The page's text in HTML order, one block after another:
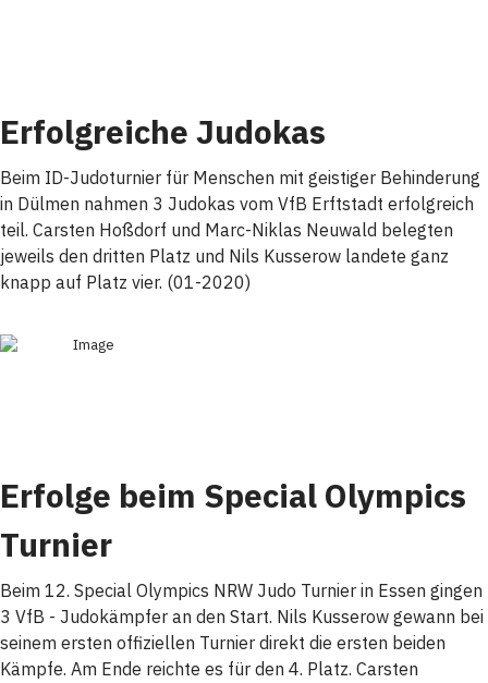
Erfolgreiche Judokas
Beim ID-Judoturnier für Menschen mit geistiger Behinderung
in Dülmen nahmen 3 Judokas vom VfB Erftstadt erfolgreich
teil. Carsten Hoßdorf und Marc-Niklas Neuwald belegten
jeweils den dritten Platz und Nils Kusserow landete ganz
knapp auf Platz vier. (01-2020)
Erfolge beim Special Olympics
Turnier
Beim 12. Special Olympics NRW Judo Turnier in Essen gingen
3 VfB - Judokämpfer an den Start. Nils Kusserow gewann bei
seinem ersten offiziellen Turnier direkt die ersten beiden
Kämpfe. Am Ende reichte es für den 4. Platz. Carsten